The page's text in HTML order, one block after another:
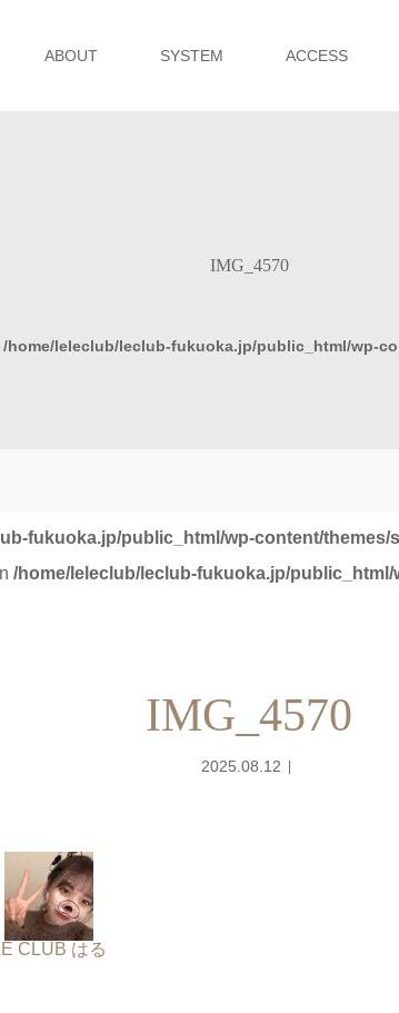
ABOUT SYSTEM ACCESS
IMG_4570
/home/leleclub/leclub-fukuoka.jp/public_html/wp-
fukuoka.jp/public_html/wp-content/themes/
/home/leleclub/leclub-fukuoka.jp/
IMG_4570
2025.08.12
CLUB はる